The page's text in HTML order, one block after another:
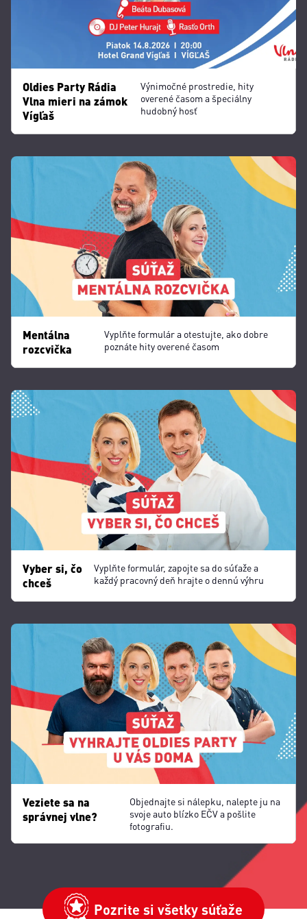
Oldies Party Rádia
Vlna mieri na zámok
Vígľaš
Výnimočné prostredie, hity
overené časom a špeciálny
hudobný hosť
Mentálna
rozcvička
Vyplňte formulár a otestujte, ako dobre
poznáte hity overené časom
Vyber si, čo
chceš
Vyplňte formulár, zapojte sa do súťaže a
každý pracovný deň hrajte o dennú výhru
Veziete sa na
správnej vlne?
Objednajte si nálepku, nalepte ju na
svoje auto blízko EČV a pošlite
fotografiu.
Pozrite si všetky súťaže